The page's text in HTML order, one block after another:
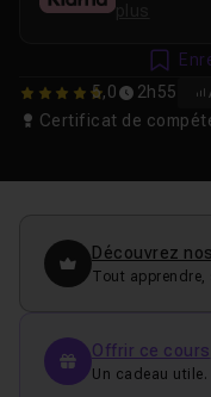
5 5,0 2h55
Certificat de
plus
Découvrez
Tout apprendre,
Offrir ce cours
Un cadeau utile.